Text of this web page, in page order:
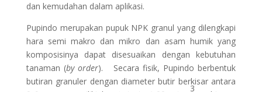
dan kemudahan dalam aplikasi.
Pupindo merupakan pupuk NPK granul yang dilengkapi
hara semi makro dan mikro dan asam humik yang
komposisinya dapat disesuaikan dengan kebutuhan
tanaman (by order). Secara fisik, Pupindo berbentuk
butiran granuler dengan diameter butir berkisar antara
3